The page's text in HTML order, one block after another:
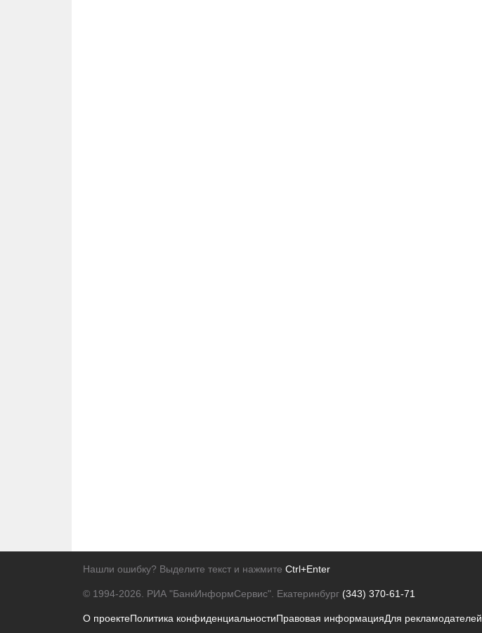
Нашли ошибку? Выделите текст и нажмите Ctrl+Enter
© 1994-2026. РИА "БанкИнформСервис". Екатеринбург (343) 370-61-71
О проектеПолитика конфиденциальностиПравовая информацияДля рекламодателей